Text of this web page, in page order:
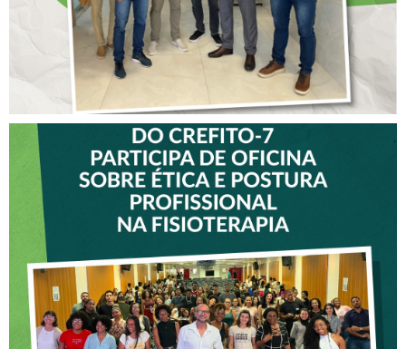
VICE-PRESIDENTE DO
CREFITO-7 PARTICIPA DE
OFICINA SOBRE ÉTICA E
POSTURA PROFISSIONAL
NA FISIOTERAPIA